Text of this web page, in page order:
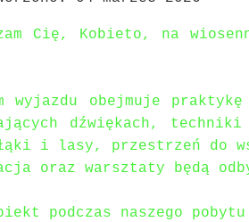
Cię, Kobieto, na
wyjazdu obejmuje
dźwiękach,
i lasy, przestrzeń do
oraz warsztaty będą
podczas naszego